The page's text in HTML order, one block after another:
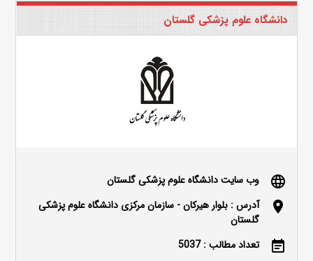
دانشگاه علوم پزشکی گلستان
language وب سایت دانشگاه علوم پزشکی گلستان
location_on
آدرس : بلوار هیرکان - سازمان مرکزی دانشگاه علوم پزشکی
گلستان
event_note تعداد مطالب : 5037